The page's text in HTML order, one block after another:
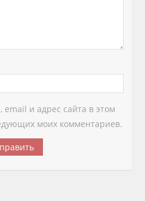
и адрес сайта в этом
моих комментариев.